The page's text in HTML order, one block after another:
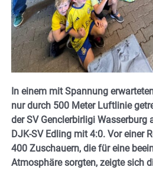
In einem mit Spannung
nur durch 500 Meter Luftlinie
der SV Genclerbirligi Wasserburg
DJK-SV Edling mit 4:0. Vor einer
400 Zuschauern, die für eine
Atmosphäre sorgten, zeigte sich